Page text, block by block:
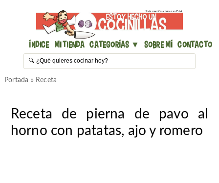
Índice Mi Tienda Categorías ▼ Sobre mí Contacto
Portada » Receta
Receta de pierna de pavo al
horno con patatas, ajo y romero